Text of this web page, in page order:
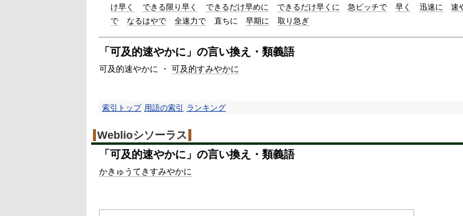
け早く
できる限り早く できるだけ早めに できるだけ早くに 急ピッチで 早く 迅速に 速
で
なるはやで 全速力で 直ちに 早期に 取り急ぎ
「 可及的速やかに 」の言い換え・類義語
可及的速やかに ・ 可及的すみやかに
索引トップ 用語の索引 ランキング
Weblioシソーラス
「 可及的速やかに 」の言い換え・類義語
かきゅうてきすみやかに